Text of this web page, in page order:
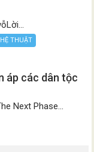
THUẬT
áp các dân tộc
Next Phase...